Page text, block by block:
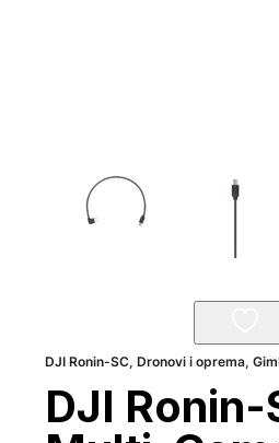
DJI Ronin-SC,Dronovi i oprema,
DJI Ronin-